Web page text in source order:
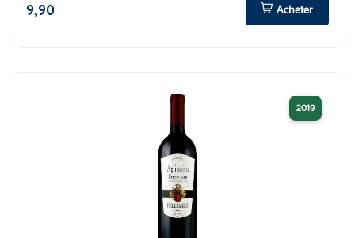
9,90
Acheter
2019